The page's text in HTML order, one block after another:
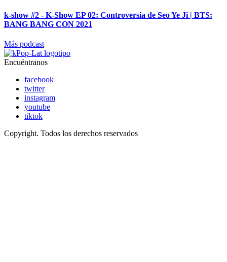
k-show #2 - K-Show EP 02: Controversia de Seo Ye Ji | BTS:
BANG BANG CON 2021
Más podcast
Encuéntranos
facebook
twitter
instagram
youtube
tiktok
Copyright. Todos los derechos reservados